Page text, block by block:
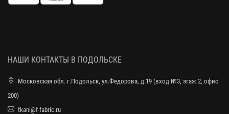
НАШИ КОНТАКТЫ В ПОДОЛЬСКЕ
Московская обл. г.Подольск, ул.Федорова, д.19 (вход №3, этаж 2, офис
200)
tkani@f-fabric.ru